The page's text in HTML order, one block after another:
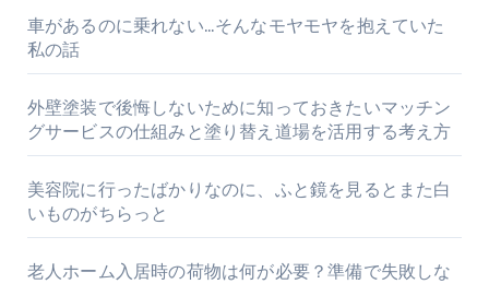
車があるのに乗れない…そんなモヤモヤを抱えていた
私の話
外壁塗装で後悔しないために知っておきたいマッチン
グサービスの仕組みと塗り替え道場を活用する考え方
美容院に行ったばかりなのに、ふと鏡を見るとまた白
いものがちらっと
老人ホーム入居時の荷物は何が必要？準備で失敗しな